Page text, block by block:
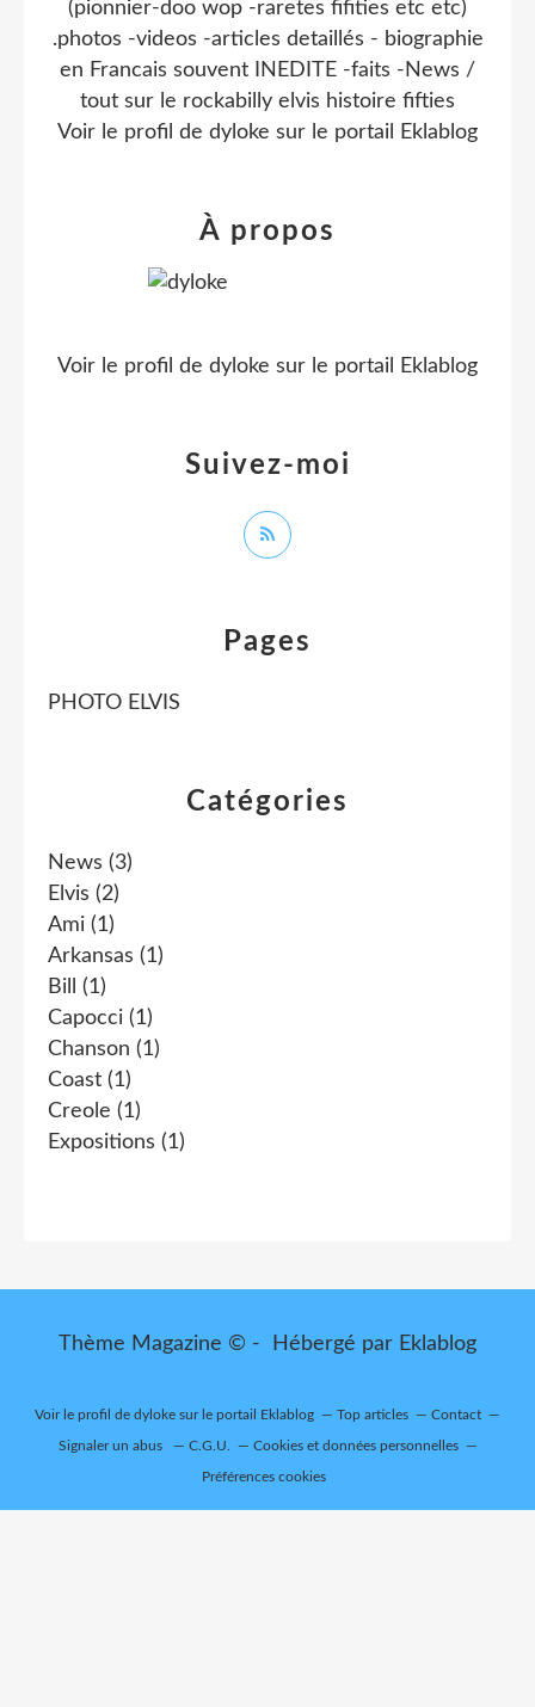
Catégories
News (3)
Elvis (2)
Ami (1)
Arkansas (1)
Bill
(1)
Capocci (1)
Chanson (1)
Coast (1)
Creole (1)
Expositions (1)
Pages
PHOTO ELVIS
(pionnier-doo wop -raretes fifities etc etc)
.photos -videos -articles detaillés - biographie
en Francais souvent INEDITE -faits -News /
tout sur le rockabilly elvis histoire fifties
Voir le profil de dyloke sur le portail Eklablog
Suivez-moi
À propos
Voir le profil de dyloke sur le portail Eklablog
Thème Magazine © - Hébergé par Eklablog
Voir le profil de dyloke sur le portail Eklablog Top articles Contact
Signaler un abus C.G.U. Cookies et données personnelles
Préférences cookies